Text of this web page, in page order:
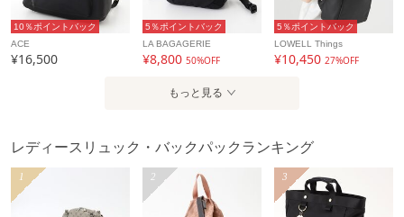
10％ポイントバック
ACE
¥16,500
5％ポイントバック
LA BAGAGERIE
¥8,800 50%OFF
5％ポイントバック
LOWELL Things
¥10,450 27%OFF
もっと見る
レディースリュック・バックパックランキング
1 2 3